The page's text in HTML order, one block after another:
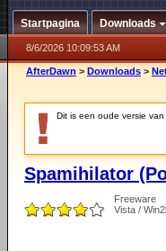
Startpagina Downloads
8/6/2026 10:09:53 AM
AfterDawn > Downloads >
Dit is een oude versie
Spamihilator
Freeware
Vista /